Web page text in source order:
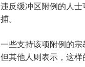
违反缓冲区附例的人
捕。
一些支持该项附例的
但其他人则表示，这样